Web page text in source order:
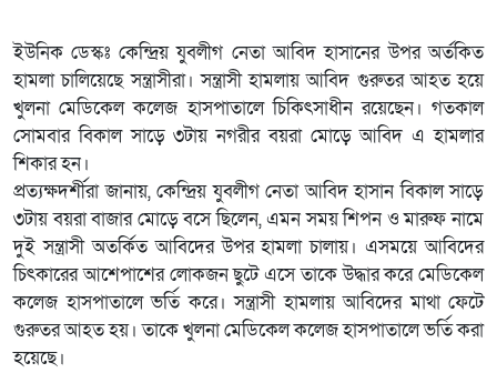
ইউনিক ডেস্কঃ কেন্দ্রিয় যুবলীগ নেতা আবিদ হাসানের উপর অর্তকিত
হামলা চালিয়েছে সন্ত্রাসীরা। সন্ত্রাসী হামলায় আবিদ গুরুতর আহত হয়ে
খুলনা মেডিকেল কলেজ হাসপাতালে চিকিৎসাধীন রয়েছেন। গতকাল
সোমবার বিকাল সাড়ে ৩টায় নগরীর বয়রা মোড়ে আবিদ এ হামলার
শিকার হন।
প্রত্যক্ষদর্শীরা জানায়, কেন্দ্রিয় যুবলীগ নেতা আবিদ হাসান বিকাল সাড়ে
৩টায় বয়রা বাজার মোড়ে বসে ছিলেন, এমন সময় শিপন ও মারুফ নামে
দুই সন্ত্রাসী অতর্কিত আবিদের উপর হামলা চালায়। এসময়ে আবিদের
চিৎকারের আশেপাশের লোকজন ছুটে এসে তাকে উদ্ধার করে মেডিকেল
কলেজ হাসপাতালে ভর্তি করে। সন্ত্রাসী হামলায় আবিদের মাথা ফেটে
গুরুতর আহত হয়। তাকে খুলনা মেডিকেল কলেজ হাসপাতালে ভর্তি করা
হয়েছে।